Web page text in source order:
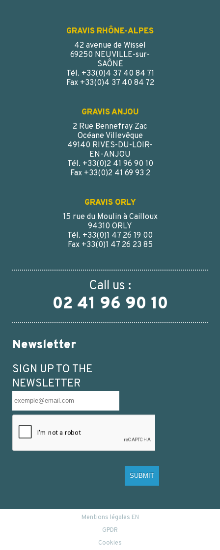
GRAVIS RHÔNE-ALPES
42 avenue de Wissel
69250 NEUVILLE-sur-
SAÔNE
Tél. +33(0)4 37 40 84 71
Fax +33(0)4 37 40 84 72
GRAVIS ANJOU
2 Rue Bennefray Zac
Océane Villevêque
49140 RIVES-DU-LOIR-
EN-ANJOU
Tél. +33(0)2 41 96 90 10
Fax +33(0)2 41 69 93 2
GRAVIS ORLY
15 rue du Moulin à Cailloux
94310 ORLY
Tél. +33(0)1 47 26 19 00
Fax +33(0)1 47 26 23 85
Call us :
02 41 96 90 10
Newsletter
SIGN UP TO THE
NEWSLETTER
SUBMIT
Mentions légales EN
GPDR
Cookies